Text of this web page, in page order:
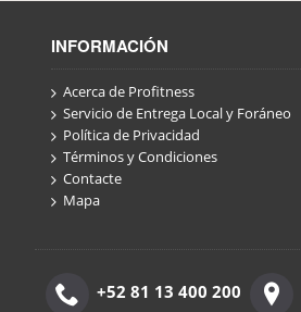
INFORMACIÓN
Acerca de Profitness
Servicio de Entrega Local y Foráneo
Política de Privacidad
Términos y Condiciones
Contacte
Mapa
+52 81 13 400 200